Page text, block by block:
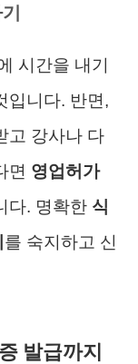
시간을 내기
입니다. 반면,
고 강사나 다
면 영업허가
다. 명확한 식
를 숙지하고 신
발급까지